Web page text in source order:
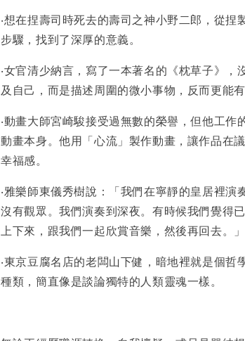
‧想在捏壽司時死去的壽司之神小野二郎，從捏
步驟，找到了深厚的意義。
‧女官清少納言，寫了一本著名的《枕草子》，
及自己，而是描述周圍的微小事物，反而更能
‧動畫大師宮崎駿接受過無數的榮譽，但他工作
動畫本身。他用「心流」製作動畫，讓作品在
幸福感。
‧雅樂師東儀秀樹說：「我們在寧靜的皇居裡演
沒有觀眾。我們演奏到深夜。有時候我們覺得
上下來，跟我們一起欣賞音樂，然後再回去。」
‧東京豆腐名店的老闆山下健，暗地裡就是個哲
種類，簡直像是談論獨特的人類靈魂一樣。